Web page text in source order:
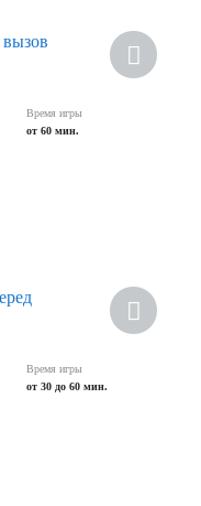
Время игры
от 60 мин.
Время игры
от 30 до 60 мин.